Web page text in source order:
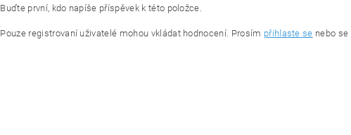
Buďte první, kdo napíše příspěvek k této položce.
Pouze registrovaní uživatelé mohou vkládat hodnocení. Prosím přihlaste se nebo se